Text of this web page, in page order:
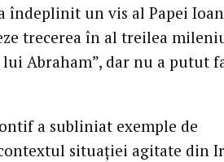
îndeplinit un vis al Papei
trecerea în al treilea
Abraham”, dar nu a putut
a subliniat exemple de
situației agitate din